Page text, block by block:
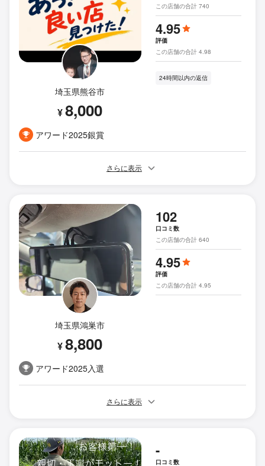
埼玉県熊谷市
¥8,000
アワード2025銀賞
この店舗の合計 740
4.95
評価
この店舗の合計 4.98
24時間以内の返信
さらに表示
埼玉県鴻巣市
¥8,800
アワード2025入選
102
口コミ数
この店舗の合計 640
4.95
評価
この店舗の合計 4.95
さらに表示
-
口コミ数